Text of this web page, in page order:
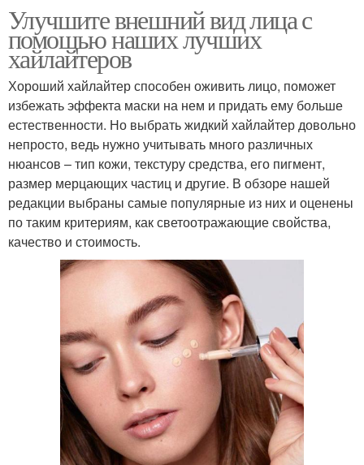
Улучшите внешний вид лица с
помощью наших лучших
хайлайтеров
Хороший хайлайтер способен оживить лицо, поможет
избежать эффекта маски на нем и придать ему больше
естественности. Но выбрать жидкий хайлайтер довольно
непросто, ведь нужно учитывать много различных
нюансов – тип кожи, текстуру средства, его пигмент,
размер мерцающих частиц и другие. В обзоре нашей
редакции выбраны самые популярные из них и оценены
по таким критериям, как светоотражающие свойства,
качество и стоимость.